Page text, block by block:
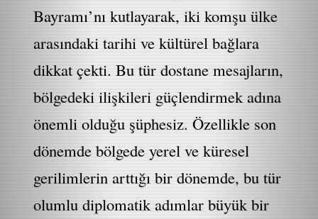
Bayramı’nı kutlayarak, iki komşu ülke
arasındaki tarihi ve kültürel bağlara
dikkat çekti. Bu tür dostane mesajların,
bölgedeki ilişkileri güçlendirmek adına
önemli olduğu şüphesiz. Özellikle son
dönemde bölgede yerel ve küresel
gerilimlerin arttığı bir dönemde, bu tür
olumlu diplomatik adımlar büyük bir